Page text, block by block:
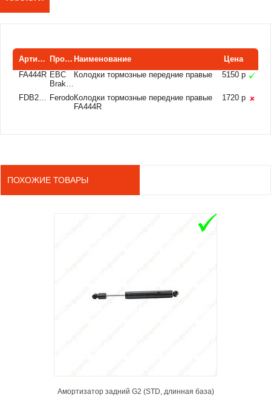
Артикул Производитель Наименование
Цена
FA444R EBC
Brakes
Колодки тормозные передние правые 5150 р
FDB2230SG FerodoКолодки тормозные передние правые
FA444R
1720 р
ПОХОЖИЕ ТОВАРЫ
Амортизатор задний G2 (STD, длинная база)